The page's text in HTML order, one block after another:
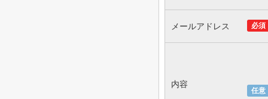
必須
メールアドレス
任意
内容